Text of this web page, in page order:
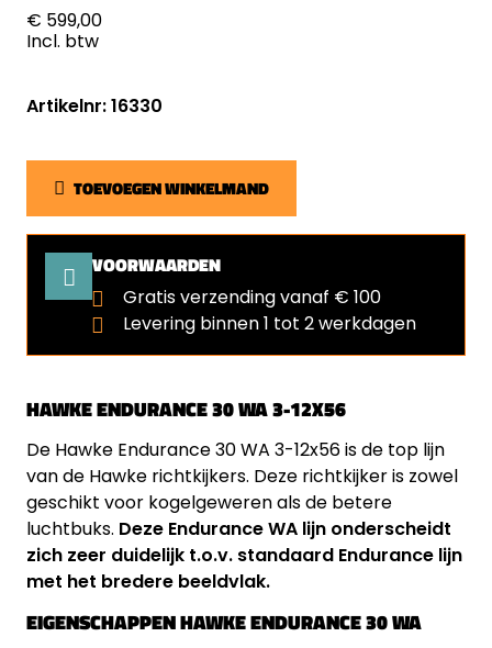
HAWKE ENDURANCE 30 WA 3-12X56
De Hawke Endurance 30 WA 3-12x56 is de top lijn
van de Hawke richtkijkers. Deze richtkijker is zowel
geschikt voor kogelgeweren als de betere
luchtbuks. Deze Endurance WA lijn onderscheidt
zich zeer duidelijk t.o.v. standaard Endurance lijn
met het bredere beeldvlak.
EIGENSCHAPPEN HAWKE ENDURANCE 30 WA
€ 599,00
Incl. btw
Artikelnr: 16330
TOEVOEGEN WINKELMAND
VOORWAARDEN
Gratis verzending vanaf € 100
Levering binnen 1 tot 2 werkdagen